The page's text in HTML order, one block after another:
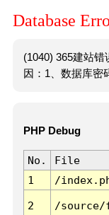
Database
(1040) 365建站
因：1、数据库密
PHP Debug
No. File
1
/
2 /source/